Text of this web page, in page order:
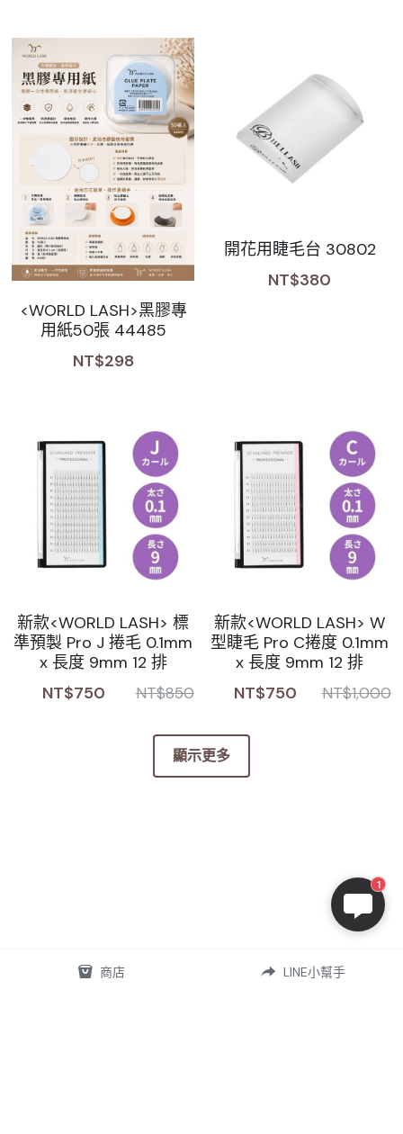
<WORLD LASH>黑膠專
用紙50張 44485
NT$298
開花用睫毛台 30802
NT$380
新款<WORLD LASH> 標
準預製 Pro J 捲毛 0.1mm
x 長度 9mm 12 排
NT$750
NT$850
新款<WORLD LASH> W
型睫毛 Pro C捲度 0.1mm
x 長度 9mm 12 排
NT$750
NT$1,000
顯示更多
商店 LINE小幫手
1